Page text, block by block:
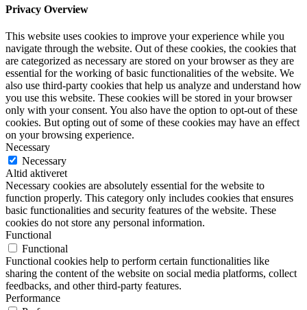
Privacy Overview
This website uses cookies to improve your experience while you
navigate through the website. Out of these cookies, the cookies that
are categorized as necessary are stored on your browser as they are
essential for the working of basic functionalities of the website. We
also use third-party cookies that help us analyze and understand how
you use this website. These cookies will be stored in your browser
only with your consent. You also have the option to opt-out of these
cookies. But opting out of some of these cookies may have an effect
on your browsing experience.
Necessary
Necessary
Altid aktiveret
Necessary cookies are absolutely essential for the website to
function properly. This category only includes cookies that ensures
basic functionalities and security features of the website. These
cookies do not store any personal information.
Functional
Functional
Functional cookies help to perform certain functionalities like
sharing the content of the website on social media platforms, collect
feedbacks, and other third-party features.
Performance